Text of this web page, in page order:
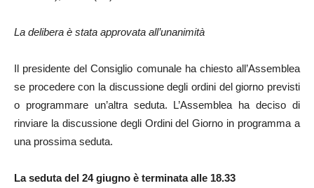
La delibera è stata approvata all’unanimità
Il presidente del Consiglio comunale ha chiesto all’Assemblea
se procedere con la discussione degli ordini del giorno previsti
o programmare un’altra seduta. L’Assemblea ha deciso di
rinviare la discussione degli Ordini del Giorno in programma a
una prossima seduta.
La seduta del 24 giugno è terminata alle 18.33